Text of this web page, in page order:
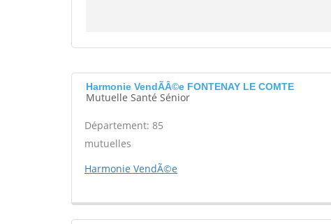
Harmonie VendÃÂ©e FONTENAY LE COMTE
Mutuelle Santé Sénior
Département: 85
mutuelles
Harmonie VendÃ©e